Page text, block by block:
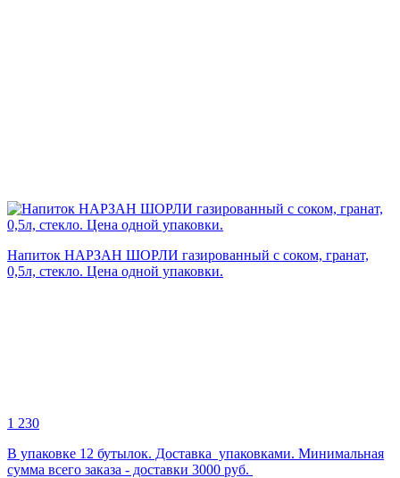
Напиток НАРЗАН ШОРЛИ газированный с соком, гранат,
0,5л, стекло. Цена одной упаковки.
1 230
В упаковке 12 бутылок. Доставка упаковками. Минимальная
сумма всего заказа - доставки 3000 руб.